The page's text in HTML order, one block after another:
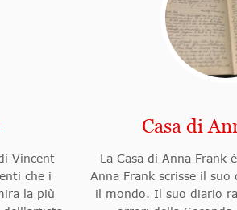
Vincent
che i
la più
Casa di
La Casa di Anna Frank
Anna Frank scrisse il
il mondo. Il suo diario